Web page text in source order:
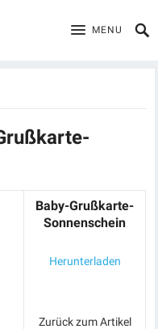
MENU
Baby-Grußkarte-
Sonnenschein
Herunterladen
Zurück zum Artikel